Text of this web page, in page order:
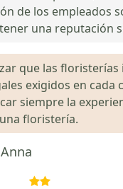
de los
una reputación
que las
exigidos en
siempre la
floristería.